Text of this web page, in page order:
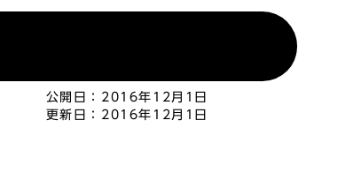
公開日： 2016年12月1日
更新日： 2016年12月1日